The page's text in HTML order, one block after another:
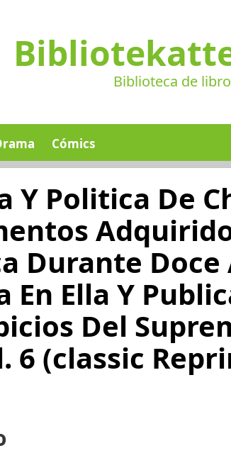
Biblioteca de
Cómics
Y Politica De
Durante Doce
En Ella Y
Del
6 (classic